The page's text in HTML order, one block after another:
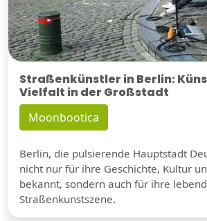
Straßenkünstler in Berlin:
Vielfalt in der Großstadt
Moonbootica
Berlin, die pulsierende Hauptstadt
nicht nur für ihre Geschichte, Kultur
bekannt, sondern auch für ihre
Straßenkunstszene.